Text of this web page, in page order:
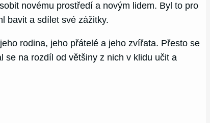
novému prostředí a novým lidem. Byl to pro
bavit a sdílet své zážitky.
rodina, jeho přátelé a jeho zvířata. Přesto se
se na rozdíl od většiny z nich v klidu učit a